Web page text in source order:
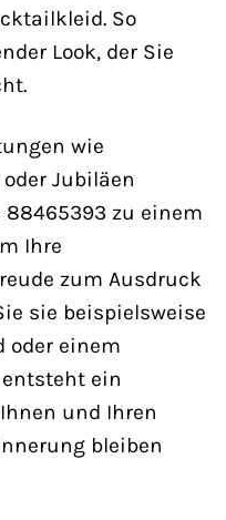
So
Look, der Sie
wie
Jubiläen
88465393 zu einem
Ihre
zum Ausdruck
sie beispielsweise
oder einem
ein
und Ihren
bleiben